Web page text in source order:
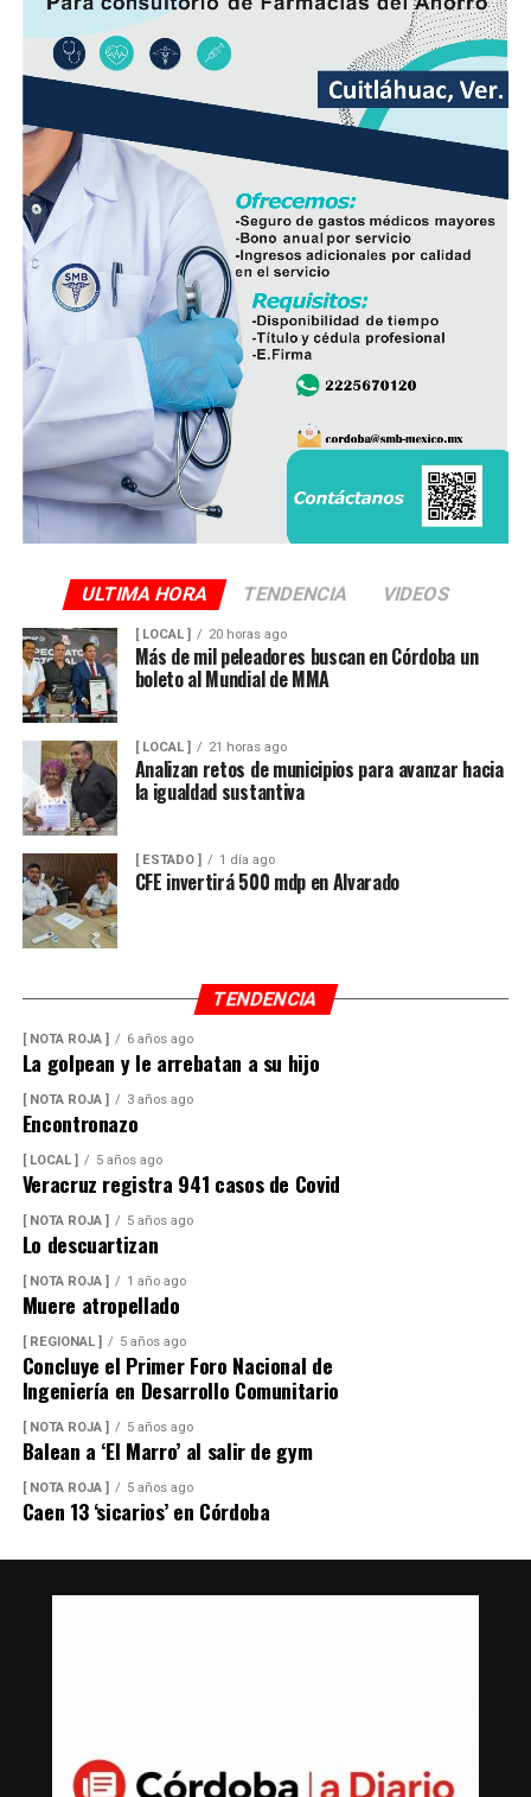
ULTIMA HORA TENDENCIA VIDEOS
[ LOCAL ] 20 horas ago
Más de mil peleadores buscan en Córdoba un
boleto al Mundial de MMA
[ LOCAL ] 21 horas ago
Analizan retos de municipios para avanzar hacia
la igualdad sustantiva
[ ESTADO ] 1 día ago
CFE invertirá 500 mdp en Alvarado
TENDENCIA
[ NOTA ROJA ] 6 años ago
La golpean y le arrebatan a su hijo
[ NOTA ROJA ] 3 años ago
Encontronazo
[ LOCAL ] 5 años ago
Veracruz registra 941 casos de Covid
[ NOTA ROJA ] 5 años ago
Lo descuartizan
[ NOTA ROJA ] 1 año ago
Muere atropellado
[ REGIONAL ] 5 años ago
Concluye el Primer Foro Nacional de
Ingeniería en Desarrollo Comunitario
[ NOTA ROJA ] 5 años ago
Balean a ‘El Marro’ al salir de gym
[ NOTA ROJA ] 5 años ago
Caen 13 ‘sicarios’ en Córdoba